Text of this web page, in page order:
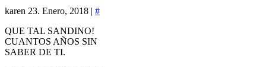
karen 23. Enero, 2018 | #
QUE TAL SANDINO!
CUANTOS AÑOS SIN
SABER DE TI.